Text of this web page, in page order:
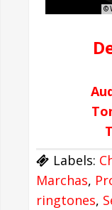
Labels:
Marchas,
ringtones,